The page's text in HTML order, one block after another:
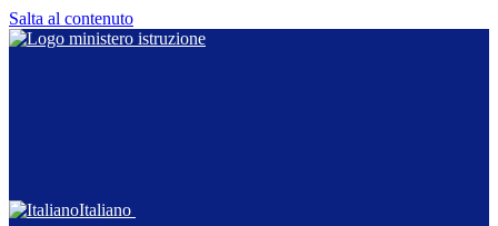
Salta al contenuto
Italiano